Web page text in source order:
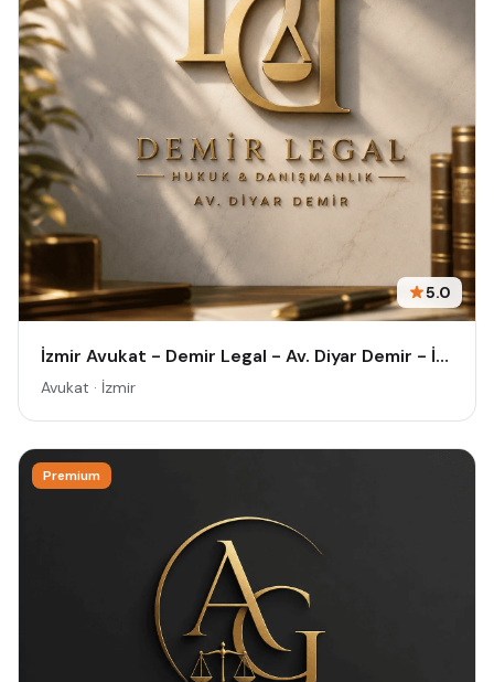
5.0
İzmir Avukat - Demir Legal - Av. Diyar Demir - İzmir Ceza Avukatı
Avukat · İzmir
Premium